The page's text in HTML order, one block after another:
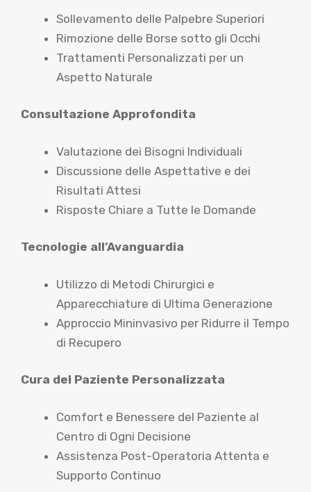
Sollevamento delle Palpebre Superiori
Rimozione delle Borse sotto gli Occhi
Trattamenti Personalizzati per un
Aspetto Naturale
Consultazione Approfondita
Valutazione dei Bisogni Individuali
Discussione delle Aspettative e dei
Risultati Attesi
Risposte Chiare a Tutte le Domande
Tecnologie all’Avanguardia
Utilizzo di Metodi Chirurgici e
Apparecchiature di Ultima Generazione
Approccio Mininvasivo per Ridurre il Tempo
di Recupero
Cura del Paziente Personalizzata
Comfort e Benessere del Paziente al
Centro di Ogni Decisione
Assistenza Post-Operatoria Attenta e
Supporto Continuo